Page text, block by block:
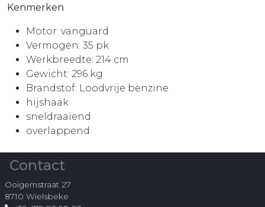
Kenmerken
Motor: vanguard
Vermogen: 35 pk
Werkbreedte: 214 cm
Gewicht: 296 kg
Brandstof: Loodvrije benzine
hijshaak
sneldraaiend
overlappend
Contact
Ooigemstraat 27
8710 Wielsbeke